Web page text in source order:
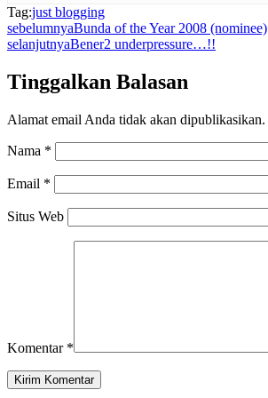
Tag:just blogging
sebelumnyaBunda of the Year 2008 (nominee)
selanjutnyaBener2 underpressure…!!
Tinggalkan Balasan
Alamat email Anda tidak akan dipublikasikan.
Nama *
Email *
Situs Web
Komentar *